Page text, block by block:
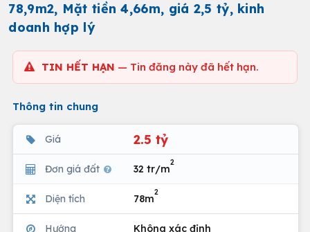
78,9m2, Mặt tiền 4,66m, giá 2,5 tỷ, kinh
doanh hợp lý
TIN HẾT HẠN — Tin đăng này đã hết hạn.
Thông tin chung
Giá 2.5 tỷ
Đơn giá đất 32 tr/m
2
Diện tích 78m
2
Hướng Không xác định